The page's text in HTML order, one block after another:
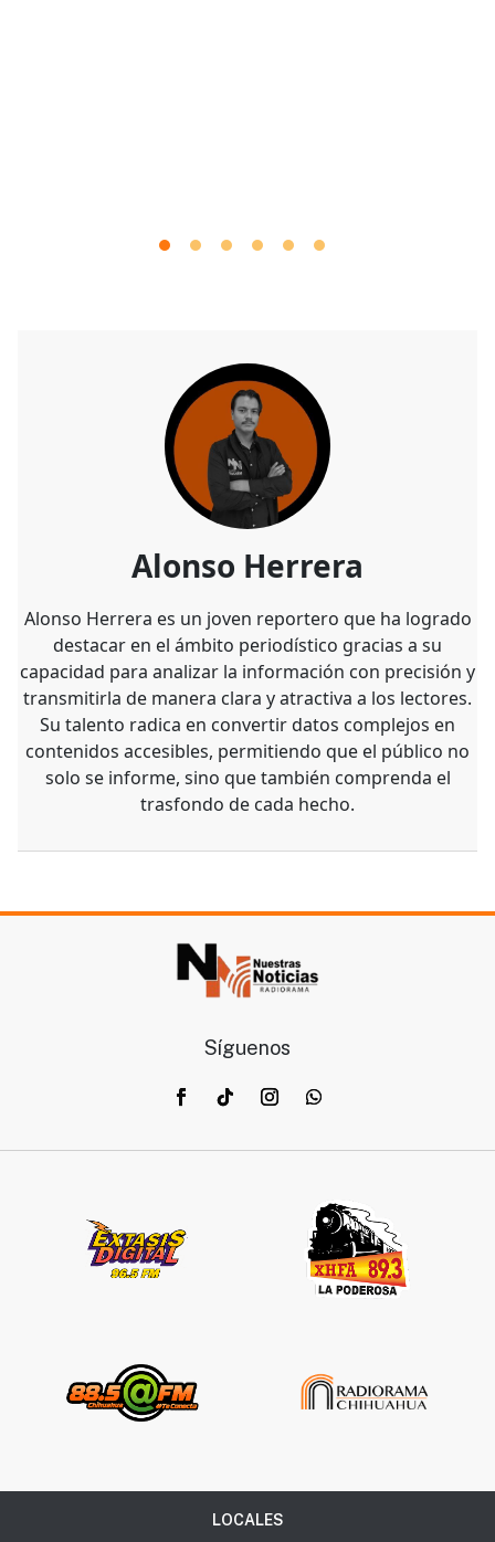
Alonso Herrera
Alonso Herrera es un joven reportero que ha logrado
destacar en el ámbito periodístico gracias a su
capacidad para analizar la información con precisión y
transmitirla de manera clara y atractiva a los lectores.
Su talento radica en convertir datos complejos en
contenidos accesibles, permitiendo que el público no
solo se informe, sino que también comprenda el
trasfondo de cada hecho.
Síguenos
LOCALES